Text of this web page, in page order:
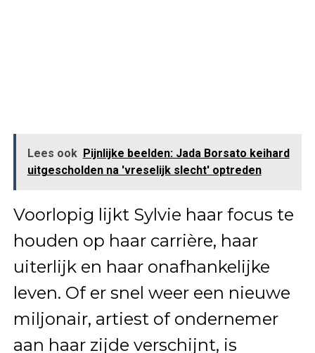
Lees ook Pijnlijke beelden: Jada Borsato keihard
uitgescholden na 'vreselijk slecht' optreden
Voorlopig lijkt Sylvie haar focus te
houden op haar carrière, haar
uiterlijk en haar onafhankelijke
leven. Of er snel weer een nieuwe
miljonair, artiest of ondernemer
aan haar zijde verschijnt, is